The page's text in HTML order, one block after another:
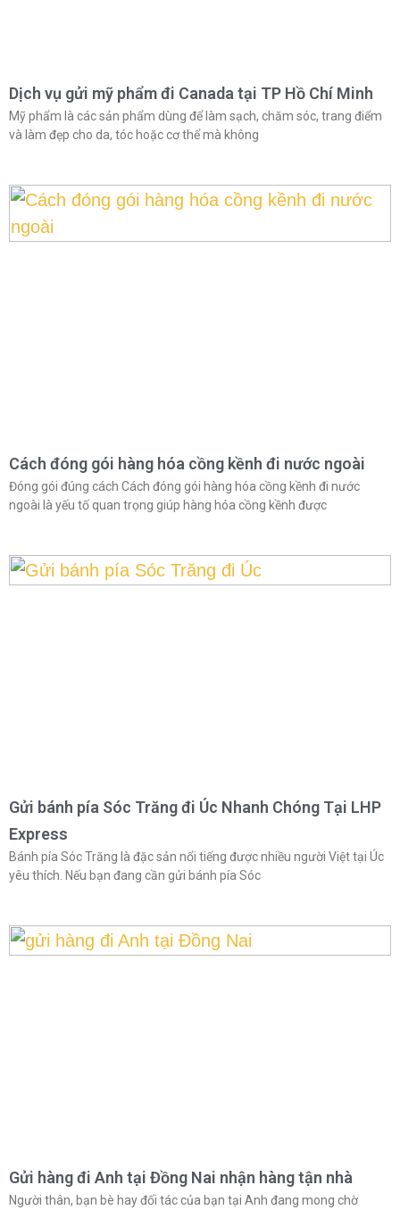
Dịch vụ gửi mỹ phẩm đi Canada tại TP Hồ Chí Minh
Mỹ phẩm là các sản phẩm dùng để làm sạch, chăm sóc, trang điểm
và làm đẹp cho da, tóc hoặc cơ thể mà không
Cách đóng gói hàng hóa cồng kềnh đi nước ngoài
Đóng gói đúng cách Cách đóng gói hàng hóa cồng kềnh đi nước
ngoài là yếu tố quan trọng giúp hàng hóa cồng kềnh được
Gửi bánh pía Sóc Trăng đi Úc Nhanh Chóng Tại LHP
Express
Bánh pía Sóc Trăng là đặc sản nổi tiếng được nhiều người Việt tại Úc
yêu thích. Nếu bạn đang cần gửi bánh pía Sóc
Gửi hàng đi Anh tại Đồng Nai nhận hàng tận nhà
Người thân, bạn bè hay đối tác của bạn tại Anh đang mong chờ